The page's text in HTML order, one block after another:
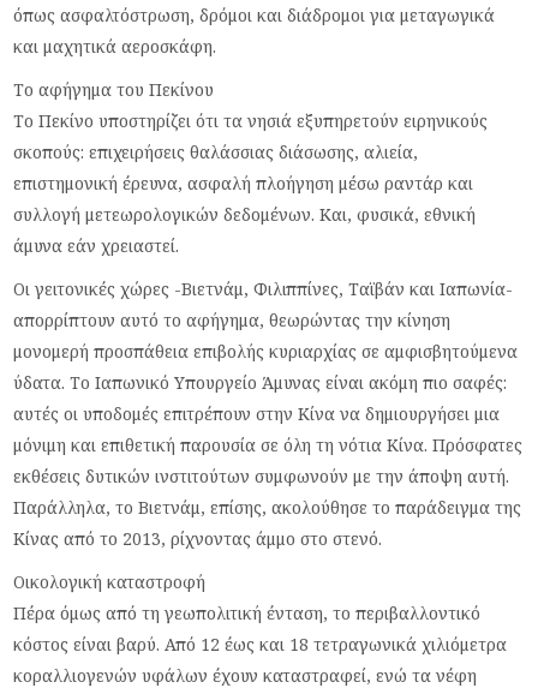
όπως ασφαλτόστρωση, δρόμοι και διάδρομοι για μεταγωγικά
και μαχητικά αεροσκάφη.
Το αφήγημα του Πεκίνου
Το Πεκίνο υποστηρίζει ότι τα νησιά εξυπηρετούν ειρηνικούς
σκοπούς: επιχειρήσεις θαλάσσιας διάσωσης, αλιεία,
επιστημονική έρευνα, ασφαλή πλοήγηση μέσω ραντάρ και
συλλογή μετεωρολογικών δεδομένων. Και, φυσικά, εθνική
άμυνα εάν χρειαστεί.
Οι γειτονικές χώρες -Βιετνάμ, Φιλιππίνες, Ταϊβάν και Ιαπωνία-
απορρίπτουν αυτό το αφήγημα, θεωρώντας την κίνηση
μονομερή προσπάθεια επιβολής κυριαρχίας σε αμφισβητούμενα
ύδατα. Το Ιαπωνικό Υπουργείο Άμυνας είναι ακόμη πιο σαφές:
αυτές οι υποδομές επιτρέπουν στην Κίνα να δημιουργήσει μια
μόνιμη και επιθετική παρουσία σε όλη τη νότια Κίνα. Πρόσφατες
εκθέσεις δυτικών ινστιτούτων συμφωνούν με την άποψη αυτή.
Παράλληλα, το Βιετνάμ, επίσης, ακολούθησε το παράδειγμα της
Κίνας από το 2013, ρίχνοντας άμμο στο στενό.
Οικολογική καταστροφή
Πέρα όμως από τη γεωπολιτική ένταση, το περιβαλλοντικό
κόστος είναι βαρύ. Από 12 έως και 18 τετραγωνικά χιλιόμετρα
κοραλλιογενών υφάλων έχουν καταστραφεί, ενώ τα νέφη